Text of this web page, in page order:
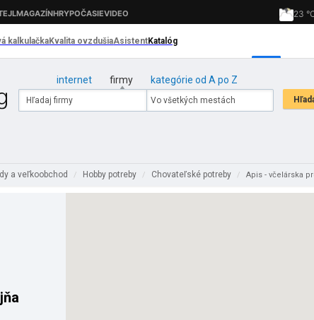
internet firmy kategórie od A po Z
a veľkoobchod / Hobby potreby / Chovateľské potreby / Apis - včelárska